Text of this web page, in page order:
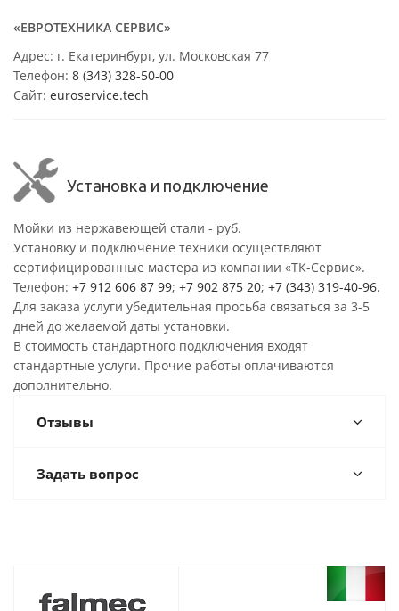
«ЕВРОТЕХНИКА СЕРВИС»
Адрес: г. Екатеринбург, ул. Московская 77
Телефон: 8 (343) 328-50-00
Сайт: euroservice.tech
Установка и подключение
Мойки из нержавеющей стали - руб.
Установку и подключение техники осуществляют
сертифицированные мастера из компании «ТК-Сервис».
Телефон: +7 912 606 87 99; +7 902 875 20; +7 (343) 319-40-96.
Для заказа услуги убедительная просьба связаться за 3-5
дней до желаемой даты установки.
В стоимость стандартного подключения входят
стандартные услуги. Прочие работы оплачиваются
дополнительно.
Отзывы
Задать вопрос